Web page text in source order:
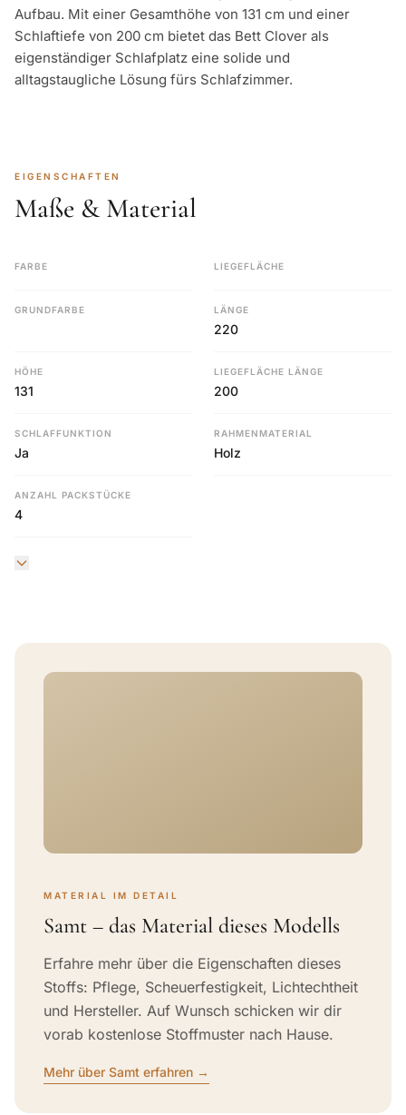
Aufbau. Mit einer Gesamthöhe von 131 cm und einer
Schlaftiefe von 200 cm bietet das Bett Clover als
eigenständiger Schlafplatz eine solide und
alltagstaugliche Lösung fürs Schlafzimmer.
EIGENSCHAFTEN
Maße & Material
FARBE LIEGEFLÄCHE
GRUNDFARBE LÄNGE
220
HÖHE
131
LIEGEFLÄCHE LÄNGE
200
SCHLAFFUNKTION
Ja
RAHMENMATERIAL
Holz
ANZAHL PACKSTÜCKE
4
MATERIAL IM DETAIL
Samt – das Material dieses Modells
Erfahre mehr über die Eigenschaften dieses
Stoffs: Pflege, Scheuerfestigkeit, Lichtechtheit
und Hersteller. Auf Wunsch schicken wir dir
vorab kostenlose Stoffmuster nach Hause.
Mehr über Samt erfahren →